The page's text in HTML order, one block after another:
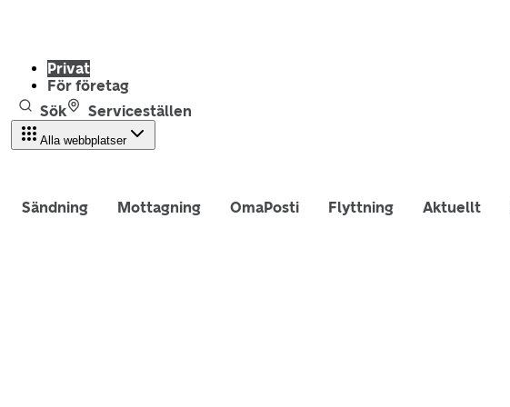
Privat
För företag
Sök
Serviceställen
Alla webbplatser
Sändning Mottagning OmaPosti Flyttning Aktuellt